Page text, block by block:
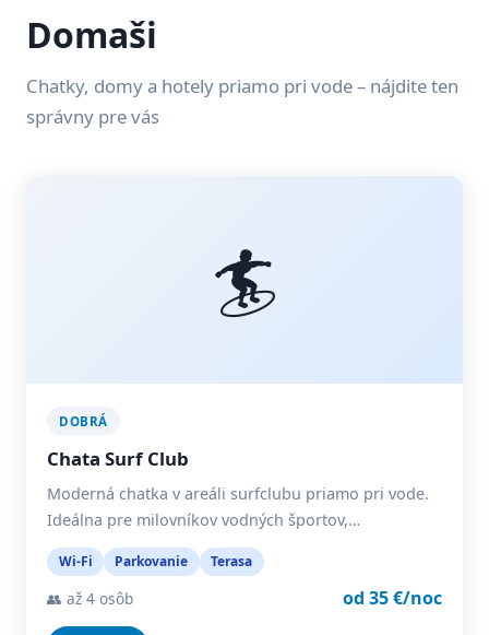
Domaši
Chatky, domy a hotely priamo pri vode – nájdite ten
správny pre vás
🏄
DOBRÁ
Chata Surf Club
Moderná chatka v areáli surfclubu priamo pri vode.
Ideálna pre milovníkov vodných športov,…
Wi-Fi Parkovanie Terasa
👥 až 4 osôb od 35 €/noc